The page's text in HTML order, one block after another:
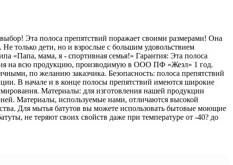
Эта полоса препятствий поражает своими размерами! Она
только дети, но и взрослые с большим удовольствием
«Папа, мама, я - спортивная семья!» Гарантия: Эта полоса
на всю продукцию, производимую в ООО ПФ «Жезл» 1 год.
по желанию заказчика. Безопасность: полоса препятствий
В начале и в конце полосы препятствий имеются широкие
Материалы: для изготовления нашей продукции
Материалы, используемые нами, отличаются высокой
Для мытья батутов вы можете использовать бытовые моющие
не теряют своих свойств даже при температуре от -40? до